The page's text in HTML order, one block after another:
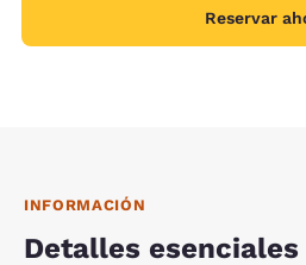
Reservar
INFORMACIÓN
Detalles esenciales